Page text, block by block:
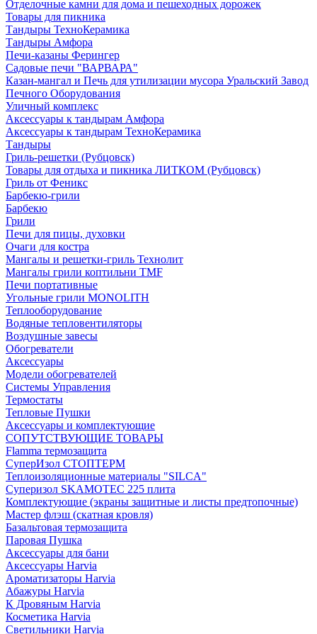
Отделочные камни для дома и пешеходных дорожек
Товары для пикника
Тандыры ТехноКерамика
Тандыры Амфора
Печи-казаны Ферингер
Садовые печи "ВАРВАРА"
Казан-мангал и Печь для утилизации мусора Уральский Завод
Печного Оборудования
Уличный комплекс
Аксессуары к тандырам Амфора
Аксессуары к тандырам ТехноКерамика
Тандыры
Гриль-решетки (Рубцовск)
Товары для отдыха и пикника ЛИТКОМ (Рубцовск)
Гриль от Феникс
Барбекю-грили
Барбекю
Грили
Печи для пицы, духовки
Очаги для костра
Мангалы и решетки-гриль Технолит
Мангалы грили коптильни TMF
Печи портативные
Угольные грили MONOLITH
Теплооборудование
Водяные тепловентиляторы
Воздушные завесы
Обогреватели
Аксессуары
Модели обогревателей
Системы Управления
Термостаты
Тепловые Пушки
Аксессуары и комплектующие
СОПУТСТВУЮЩИЕ ТОВАРЫ
Flamma термозащита
СуперИзол СТОПТЕРМ
Теплоизоляционные материалы "SILCA"
Суперизол SKAMOTEC 225 плита
Комплектующие (экраны защитные и листы предтопочные)
Мастер флэш (скатная кровля)
Базальтовая термозащита
Паровая Пушка
Аксессуары для бани
Аксессуары Harvia
Ароматизаторы Harvia
Абажуры Harvia
К Дровяным Harvia
Косметика Harvia
Светильники Harvia